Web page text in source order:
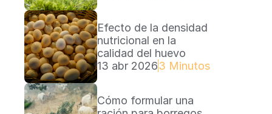
Efecto de la densidad
nutricional en la
calidad del huevo
13 abr 20263 Minutos Lectura
Cómo formular una